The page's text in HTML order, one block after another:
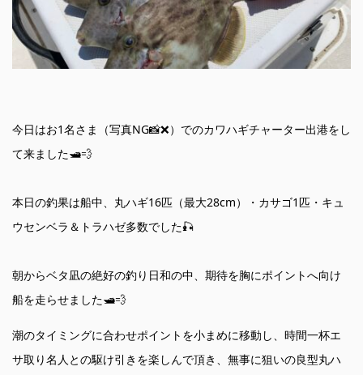
今日はお1名さま（写真NG📸❌）でのカワハギチャーター出港をし
て来ました🛥️💨
本日の釣果は船中、丸ハギ16匹（最大28cm）・カサゴ1匹・キュ
ウセンベラ＆トラハゼ多数でした🎣
朝からベタ凪の絶好の釣り日和の中、期待を胸にポイントへ向け
船を走らせました🛥️💨
潮のタイミングに合わせポイントを小まめに移動し、時間一杯エ
サ取り名人との駆け引きを楽しんで頂き、無事に狙いの良型丸ハ